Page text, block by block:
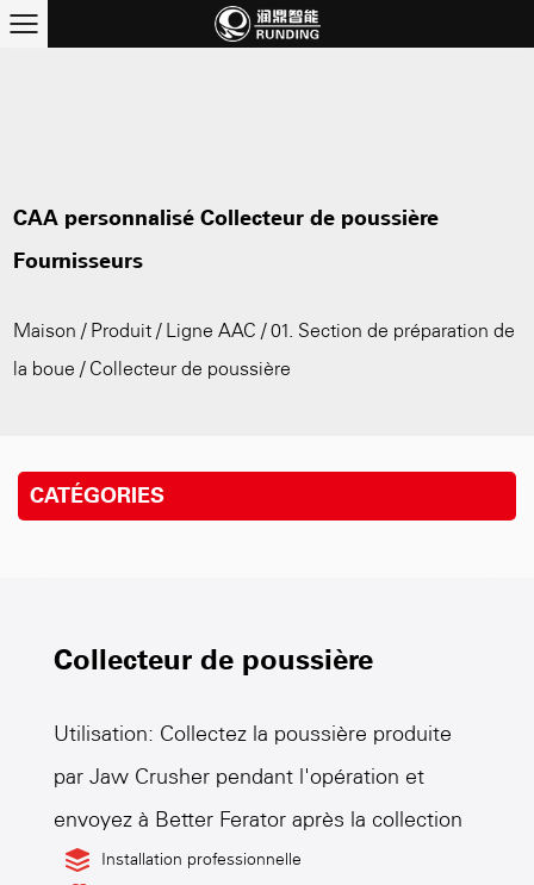
CAA personnalisé Collecteur de poussière
Fournisseurs
Maison / Produit / Ligne AAC /01. Section de préparation de
la boue / Collecteur de poussière
CATÉGORIES
Collecteur de poussière
Utilisation: Collectez la poussière produite
par Jaw Crusher pendant l'opération et
envoyez à Better Ferator après la collection
Installation professionnelle